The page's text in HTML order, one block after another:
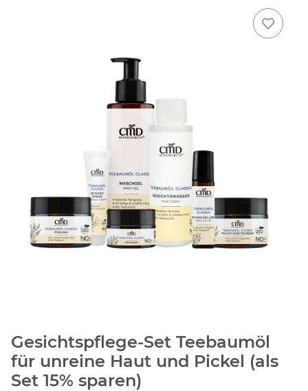
Gesichtspflege-Set Teebaumöl
für unreine Haut und Pickel (als
Set 15% sparen)